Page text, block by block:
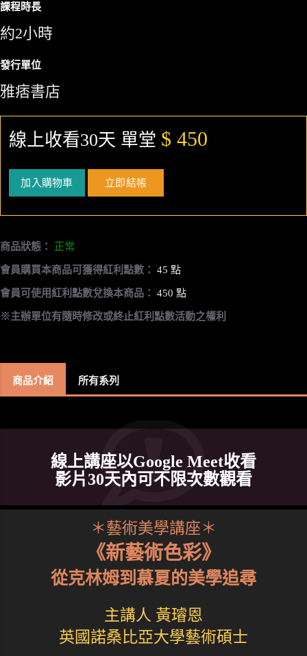
課程時長
約2小時
發行單位
雅痞書店
線上收看30天 單堂 $ 450
加入購物車 立即結帳
商品狀態： 正常
會員購買本商品可獲得紅利點數： 45 點
會員可使用紅利點數兌換本商品： 450 點
※主辦單位有隨時修改或終止紅利點數活動之權利
商品介紹 所有系列
線上講座以Google Meet收看
影片30天內可不限次數觀看
＊藝術美學講座＊
《新藝術色彩》
從克林姆到慕夏的美學追尋
主講人 黃璿恩
英國諾桑比亞大學藝術碩士